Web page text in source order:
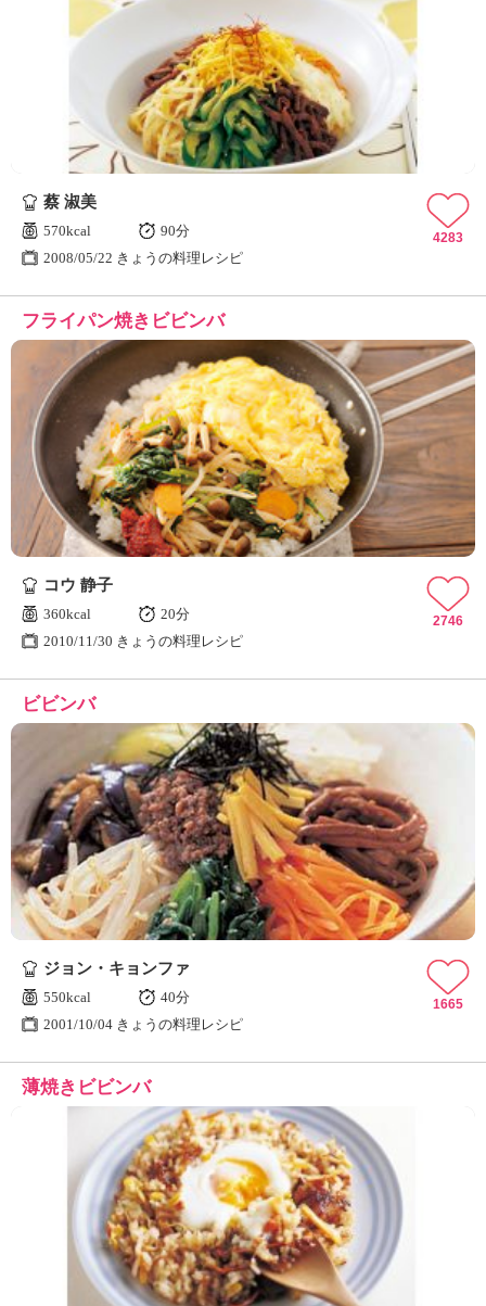
蔡 淑美
570kcal
90分
2008/05/22 きょうの料理レシピ
4283
フライパン焼きビビンバ
コウ 静子
360kcal
20分
2010/11/30 きょうの料理レシピ
2746
ビビンバ
ジョン・キョンファ
550kcal
40分
2001/10/04 きょうの料理レシピ
1665
薄焼きビビンバ